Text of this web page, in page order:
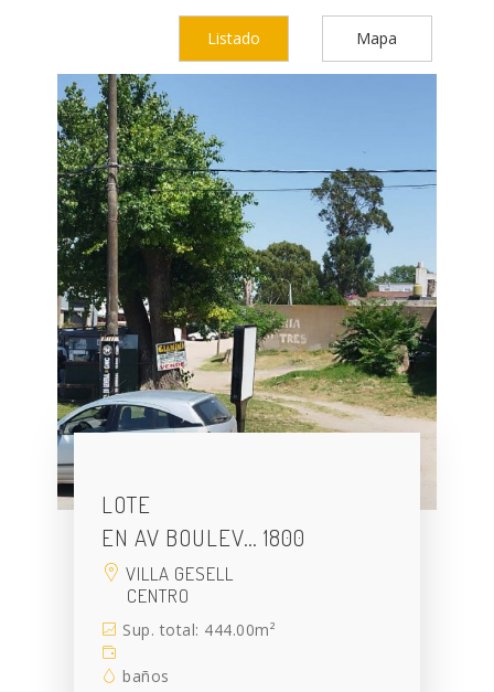
Listado Mapa
LOTE
EN AV BOULEV… 1800
VILLA GESELL
CENTRO
Sup. total: 444.00m²
baños